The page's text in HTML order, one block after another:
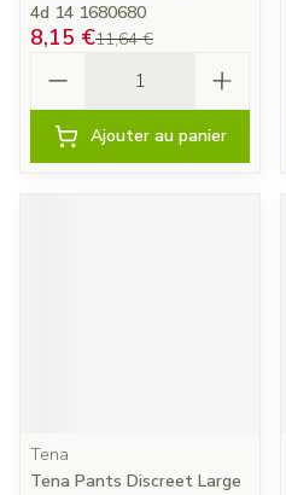
4d 14 1680680
11,64 €
8,15 €
Ajouter au panier
Tena
Tena Pants Discreet Large